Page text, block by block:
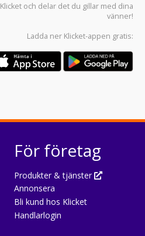
Klicket och delar det du gillar med dina
vänner!
Ladda ner Klicket-appen gratis:
För företag
Produkter & tjänster
Annonsera
Bli kund hos Klicket
Handlarlogin